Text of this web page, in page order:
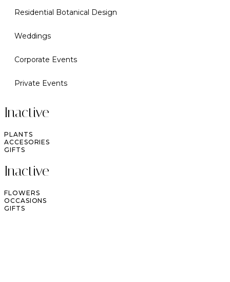
Residential Botanical Design
Weddings
Corporate Events
Private Events
Inactive
PLANTS
ACCESORIES
GIFTS
Inactive
FLOWERS
OCCASIONS
GIFTS